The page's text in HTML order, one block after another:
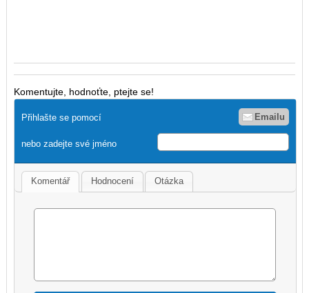
Komentujte, hodnoťte, ptejte se!
Přihlašte se pomocí Emailu
nebo zadejte své jméno
Komentář Hodnocení Otázka